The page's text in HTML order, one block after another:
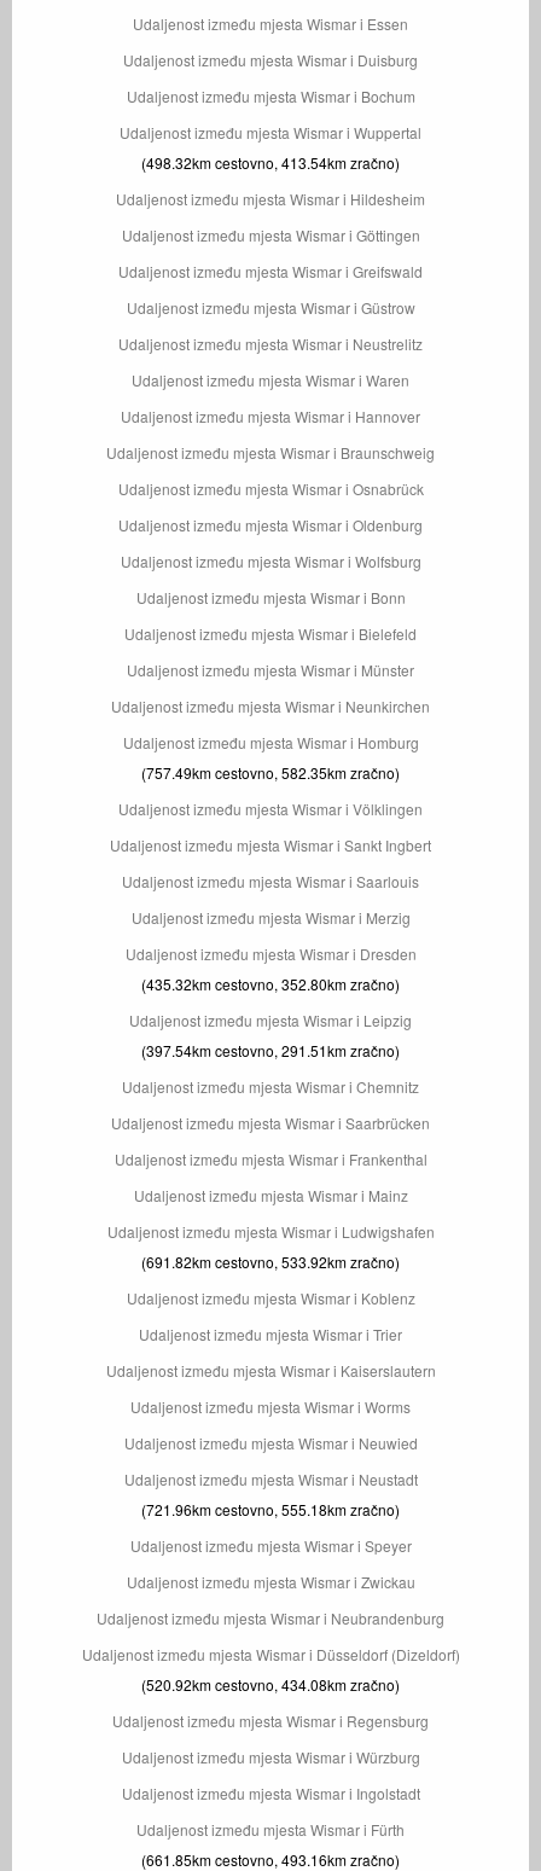
Udaljenost između mjesta Wismar i Essen
Udaljenost između mjesta Wismar i Duisburg
Udaljenost između mjesta Wismar i Bochum
Udaljenost između mjesta Wismar i Wuppertal
(498.32km cestovno, 413.54km zračno)
Udaljenost između mjesta Wismar i Hildesheim
Udaljenost između mjesta Wismar i Göttingen
Udaljenost između mjesta Wismar i Greifswald
Udaljenost između mjesta Wismar i Güstrow
Udaljenost između mjesta Wismar i Neustrelitz
Udaljenost između mjesta Wismar i Waren
Udaljenost između mjesta Wismar i Hannover
Udaljenost između mjesta Wismar i Braunschweig
Udaljenost između mjesta Wismar i Osnabrück
Udaljenost između mjesta Wismar i Oldenburg
Udaljenost između mjesta Wismar i Wolfsburg
Udaljenost između mjesta Wismar i Bonn
Udaljenost između mjesta Wismar i Bielefeld
Udaljenost između mjesta Wismar i Münster
Udaljenost između mjesta Wismar i Neunkirchen
Udaljenost između mjesta Wismar i Homburg
(757.49km cestovno, 582.35km zračno)
Udaljenost između mjesta Wismar i Völklingen
Udaljenost između mjesta Wismar i Sankt Ingbert
Udaljenost između mjesta Wismar i Saarlouis
Udaljenost između mjesta Wismar i Merzig
Udaljenost između mjesta Wismar i Dresden
(435.32km cestovno, 352.80km zračno)
Udaljenost između mjesta Wismar i Leipzig
(397.54km cestovno, 291.51km zračno)
Udaljenost između mjesta Wismar i Chemnitz
Udaljenost između mjesta Wismar i Saarbrücken
Udaljenost između mjesta Wismar i Frankenthal
Udaljenost između mjesta Wismar i Mainz
Udaljenost između mjesta Wismar i Ludwigshafen
(691.82km cestovno, 533.92km zračno)
Udaljenost između mjesta Wismar i Koblenz
Udaljenost između mjesta Wismar i Trier
Udaljenost između mjesta Wismar i Kaiserslautern
Udaljenost između mjesta Wismar i Worms
Udaljenost između mjesta Wismar i Neuwied
Udaljenost između mjesta Wismar i Neustadt
(721.96km cestovno, 555.18km zračno)
Udaljenost između mjesta Wismar i Speyer
Udaljenost između mjesta Wismar i Zwickau
Udaljenost između mjesta Wismar i Neubrandenburg
Udaljenost između mjesta Wismar i Düsseldorf (Dizeldorf)
(520.92km cestovno, 434.08km zračno)
Udaljenost između mjesta Wismar i Regensburg
Udaljenost između mjesta Wismar i Würzburg
Udaljenost između mjesta Wismar i Ingolstadt
Udaljenost između mjesta Wismar i Fürth
(661.85km cestovno, 493.16km zračno)